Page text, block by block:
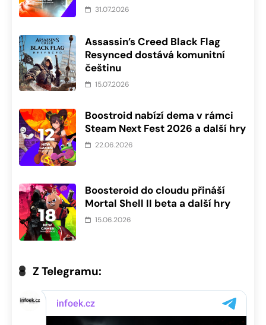
31.07.2026
Assassin’s Creed Black Flag
Resynced dostává komunitní
češtinu
15.07.2026
Boostroid nabízí dema v rámci
Steam Next Fest 2026 a další hry
22.06.2026
Boosteroid do cloudu přináší
Mortal Shell II beta a další hry
15.06.2026
Z Telegramu: